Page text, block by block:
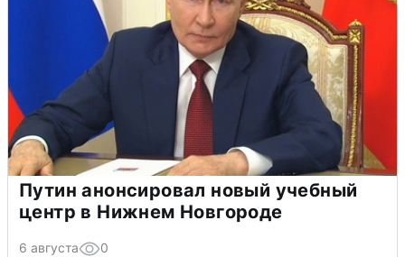
Путин анонсировал новый учебный
центр в Нижнем Новгороде
6 августа 0